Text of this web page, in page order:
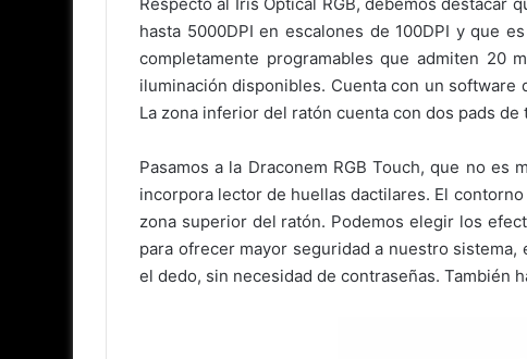
hasta 5000DPI en escalones de 100DPI y que
completamente programables que admiten 20
iluminación disponibles. Cuenta con un
La zona inferior del ratón cuenta con dos pads
Pasamos a la Draconem RGB Touch, que no es
incorpora lector de huellas dactilares. El
zona superior del ratón. Podemos elegir los
para ofrecer mayor seguridad a nuestro
el dedo, sin necesidad de contraseñas. También